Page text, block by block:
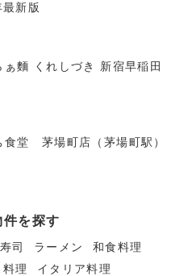
新版
麵 くれしづき 新宿早稲田
堂 茅場町店（茅場町駅）
を探す
寿司 ラーメン
和食料理
理
イタリア料理